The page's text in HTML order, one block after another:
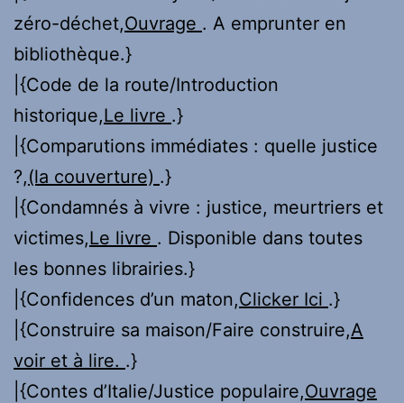
zéro-déchet,Ouvrage . A emprunter en
bibliothèque.}
|{Code de la route/Introduction
historique,Le livre .}
|{Comparutions immédiates : quelle justice
?,(la couverture) .}
|{Condamnés à vivre : justice, meurtriers et
victimes,Le livre . Disponible dans toutes
les bonnes librairies.}
|{Confidences d’un maton,Clicker Ici .}
|{Construire sa maison/Faire construire,A
voir et à lire. .}
|{Contes d’Italie/Justice populaire,Ouvrage